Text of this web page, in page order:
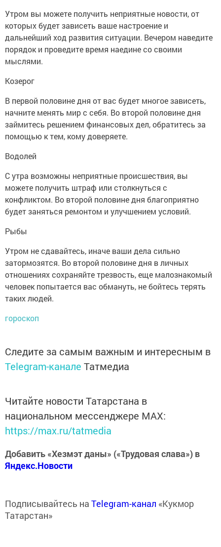
Утром вы можете получить неприятные новости, от
которых будет зависеть ваше настроение и
дальнейший ход развития ситуации. Вечером наведите
порядок и проведите время наедине со своими
мыслями.
Козерог
В первой половине дня от вас будет многое зависеть,
начните менять мир с себя. Во второй половине дня
займитесь решением финансовых дел, обратитесь за
помощью к тем, кому доверяете.
Водолей
С утра возможны неприятные происшествия, вы
можете получить штраф или столкнуться с
конфликтом. Во второй половине дня благоприятно
будет заняться ремонтом и улучшением условий.
Рыбы
Утром не сдавайтесь, иначе ваши дела сильно
затормозятся. Во второй половине дня в личных
отношениях сохраняйте трезвость, еще малознакомый
человек попытается вас обмануть, не бойтесь терять
таких людей.
гороскоп
Следите за самым важным и интересным в
Telegram-канале Татмедиа
Читайте новости Татарстана в
национальном мессенджере MАХ:
https://max.ru/tatmedia
Добавить «Хезмэт даны» («Трудовая слава») в
Яндекс.Новости
Подписывайтесь на Telegram-канал «Кукмор
Татарстан»